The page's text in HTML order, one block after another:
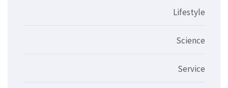
Lifestyle
Science
Service